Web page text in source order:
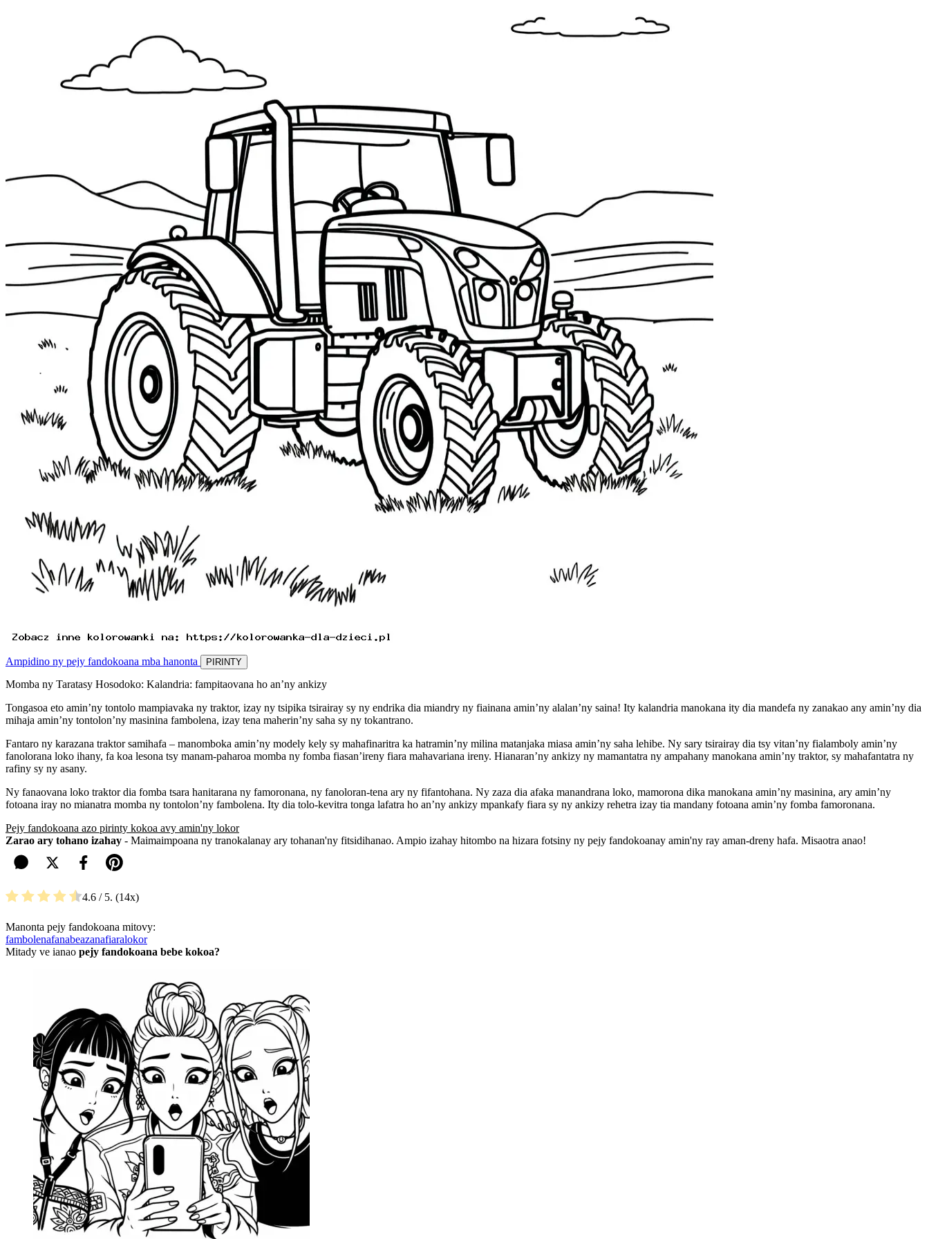
Ampidino ny pejy fandokoana mba hanonta PIRINTY
Momba ny Taratasy Hosodoko: Kalandria: fampitaovana ho an’ny ankizy
Tongasoa eto amin’ny tontolo mampiavaka ny traktor, izay ny tsipika tsirairay sy ny endrika dia miandry ny fiainana amin’ny alalan’ny saina! Ity kalandria manokana ity dia mandefa ny zanakao any amin’ny dia
mihaja amin’ny tontolon’ny masinina fambolena, izay tena maherin’ny saha sy ny tokantrano.
Fantaro ny karazana traktor samihafa – manomboka amin’ny modely kely sy mahafinaritra ka hatramin’ny milina matanjaka miasa amin’ny saha lehibe. Ny sary tsirairay dia tsy vitan’ny fialamboly amin’ny
fanolorana loko ihany, fa koa lesona tsy manam-paharoa momba ny fomba fiasan’ireny fiara mahavariana ireny. Hianaran’ny ankizy ny mamantatra ny ampahany manokana amin’ny traktor, sy mahafantatra ny
rafiny sy ny asany.
Ny fanaovana loko traktor dia fomba tsara hanitarana ny famoronana, ny fanoloran-tena ary ny fifantohana. Ny zaza dia afaka manandrana loko, mamorona dika manokana amin’ny masinina, ary amin’ny
fotoana iray no mianatra momba ny tontolon’ny fambolena. Ity dia tolo-kevitra tonga lafatra ho an’ny ankizy mpankafy fiara sy ny ankizy rehetra izay tia mandany fotoana amin’ny fomba famoronana.
Pejy fandokoana azo pirinty kokoa avy amin'ny lokor
Zarao ary tohano izahay - Maimaimpoana ny tranokalanay ary tohanan'ny fitsidihanao. Ampio izahay hitombo na hizara fotsiny ny pejy fandokoanay amin'ny ray aman-dreny hafa. Misaotra anao!
4.6 / 5. 14
Manonta pejy fandokoana mitovy:
fambolenafanabeazanafiaralokor
Mitady ve ianao pejy fandokoana bebe kokoa?